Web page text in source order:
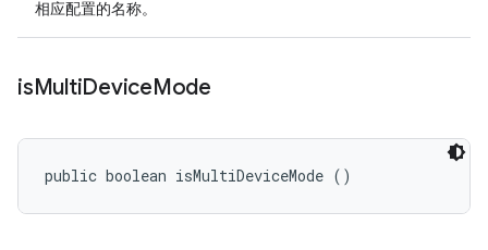
相应配置的名称。
isMultiDeviceMode
public boolean isMultiDeviceMode ()